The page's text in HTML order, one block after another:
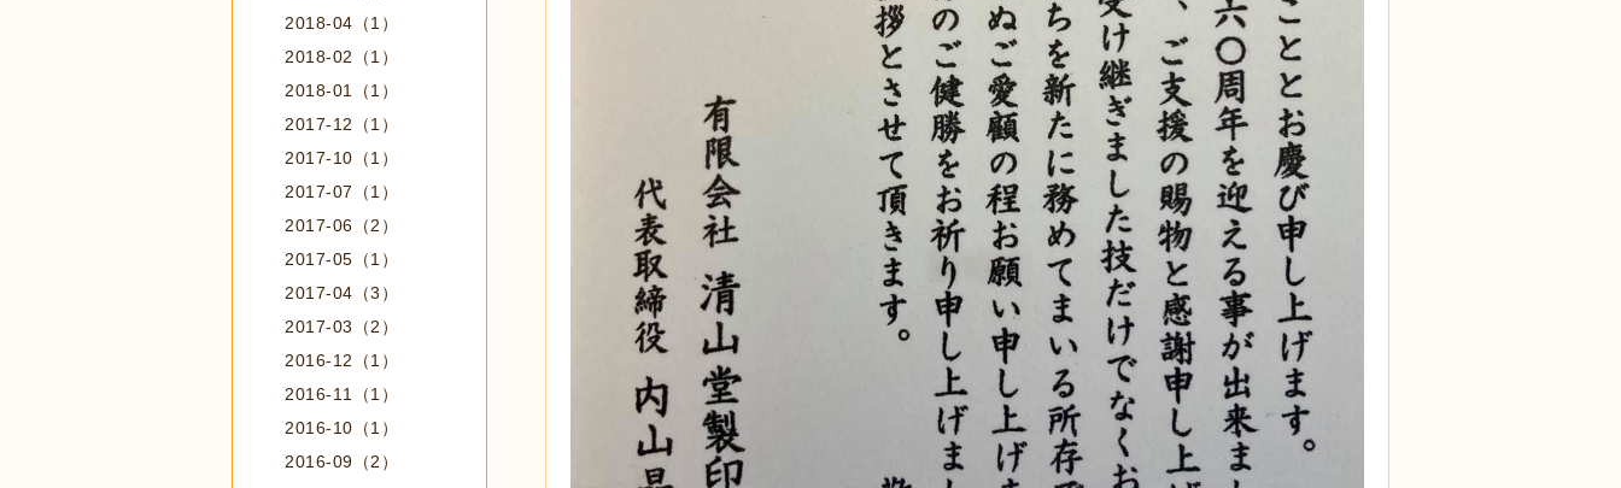
2018-04（1）
2018-02（1）
2018-01（1）
2017-12（1）
2017-10（1）
2017-07（1）
2017-06（2）
2017-05（1）
2017-04（3）
2017-03（2）
2016-12（1）
2016-11（1）
2016-10（1）
2016-09（2）